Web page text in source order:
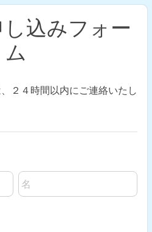
込みフォー
ム
２４時間以内にご連絡いたし
名前の名